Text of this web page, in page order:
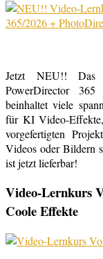
Jetzt NEU!! Das
PowerDirector
beinhaltet viele
für KI Video-
vorgefertigten
Videos oder Bildern
ist jetzt lieferbar!
Video-Lernkurs
Coole Effekte